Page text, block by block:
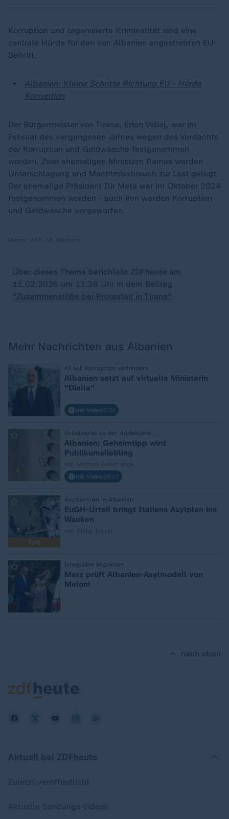
Korruption und organisierte Kriminalität sind eine
zentrale Hürde für den von Albanien angestrebten EU-
Beitritt.
Albanien: Kleine Schritte Richtung EU - Hürde
Korruption
Der Bürgermeister von Tirana, Erion Veliaj, war im
Februar des vergangenen Jahres wegen des Verdachts
der Korruption und Geldwäsche festgenommen
worden. Zwei ehemaligen Ministern Ramas werden
Unterschlagung und Machtmissbrauch zur Last gelegt.
Der ehemalige Präsident Ilir Meta war im Oktober 2024
festgenommen worden - auch ihm werden Korruption
und Geldwäsche vorgeworfen.
Über dieses Thema berichtete ZDFheute am
11.02.2026 um 11:28 Uhr in dem Beitrag
"Zusammenstöße bei Protesten in Tirana".
Mehr Nachrichten aus Albanien
KI soll Korruption verhindern
Albanien setzt auf virtuelle Ministerin
"Diella"
mit Video2:24
Urlaubsziel an der Adriaküste
Albanien: Geheimtipp wird
Publikumsliebling
mit Video29:57
FAQ
Asylzentren in Albanien
EuGH-Urteil bringt Italiens Asylplan ins
Wanken
Irreguläre Migration
Merz prüft Albanien-Asylmodell von
Meloni
nach oben